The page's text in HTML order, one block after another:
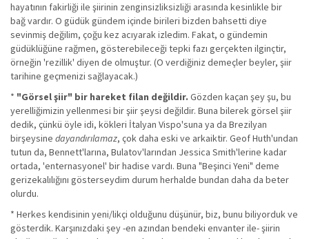
hayatının fakirliği ile şiirinin zenginsizliksizliği arasında kesinlikle bir
bağ vardır. O güdük gündem içinde birileri bizden bahsetti diye
sevinmiş değilim, çoğu kez acıyarak izledim. Fakat, o gündemin
güdüklüğüne rağmen, gösterebileceği tepki fazı gerçekten ilginçtir,
örneğin 'rezillik' diyen de olmuştur. (O verdiğiniz demeçler beyler, şiir
tarihine geçmenizi sağlayacak.)
* "Görsel şiir" bir hareket filan değildir. Gözden kaçan şey şu, bu
yerelliğimizin yellenmesi bir şiir şeysi değildir. Buna bilerek görsel şiir
dedik, çünkü öyle idi, kökleri İtalyan Vispo'suna ya da Brezilyan
birşeysine dayandırılamaz, çok daha eski ve arkaiktir. Geof Huth'undan
tutun da, Bennett'larına, Bulatov'larından Jessica Smith'lerine kadar
ortada, 'enternasyonel' bir hadise vardı. Buna "Beşinci Yeni" deme
gerizekalılığını gösterseydim durum herhalde bundan daha da beter
olurdu.
* Herkes kendisinin yeni/likçi olduğunu düşünür, biz, bunu biliyorduk ve
gösterdik. Karşınızdaki şey -en azından bendeki envanter ile- şiirin